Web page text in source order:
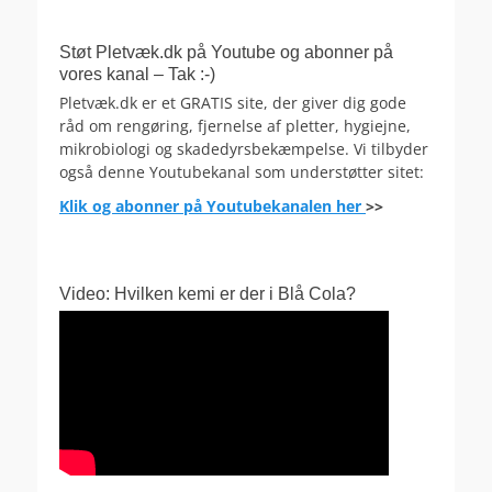
Støt Pletvæk.dk på Youtube og abonner på
vores kanal – Tak :-)
Pletvæk.dk er et GRATIS site, der giver dig gode
råd om rengøring, fjernelse af pletter, hygiejne,
mikrobiologi og skadedyrsbekæmpelse. Vi tilbyder
også denne Youtubekanal som understøtter sitet:
Klik og abonner på Youtubekanalen her >>
Video: Hvilken kemi er der i Blå Cola?